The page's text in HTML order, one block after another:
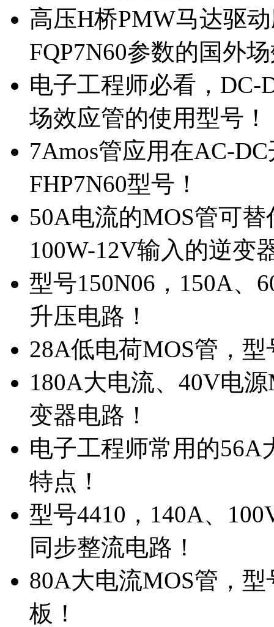
高压H桥PMW马达驱
FQP7N60参数的国外
电子工程师必看，DC-
场效应管的使用型号！
7Amos管应用在AC-
FHP7N60型号！
50A电流的MOS管可
100W-12V输入的逆变
型号150N06，150A、
升压电路！
28A低电荷MOS管，
180A大电流、40V电
变器电路！
电子工程师常用的56A
特点！
型号4410，140A、
同步整流电路！
80A大电流MOS管，
板！